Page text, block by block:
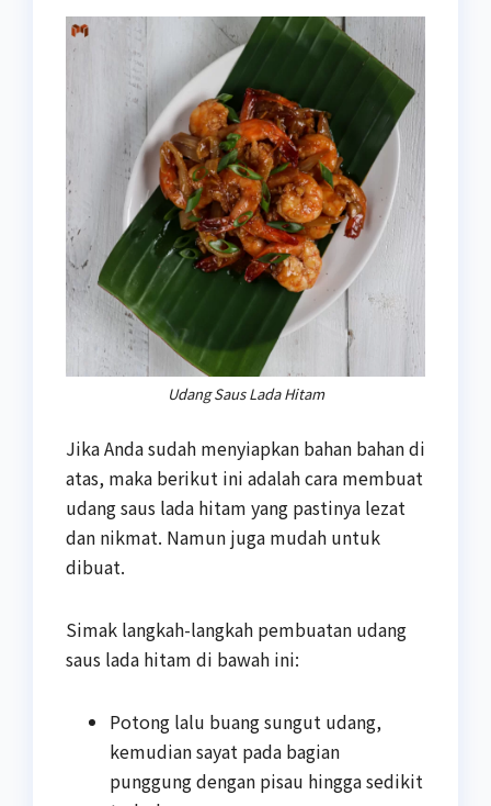
Udang Saus Lada Hitam
Jika Anda sudah menyiapkan bahan bahan di
atas, maka berikut ini adalah cara membuat
udang saus lada hitam yang pastinya lezat
dan nikmat. Namun juga mudah untuk
dibuat.
Simak langkah-langkah pembuatan udang
saus lada hitam di bawah ini:
Potong lalu buang sungut udang,
kemudian sayat pada bagian
punggung dengan pisau hingga sedikit